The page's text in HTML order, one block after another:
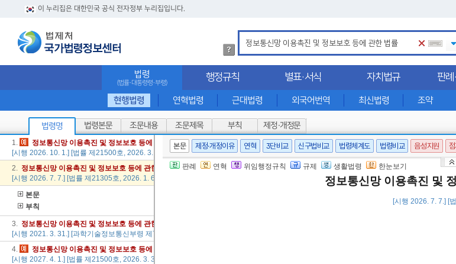
이 누리집은 대한민국 공식 전자정부 누리집입니다.
법
령
검
색
세
내
용
확
인
법령
(법률·대통령령·부령)
현행법령 연혁법령 근대법령 외국어번역 최신법령 조약
행정규칙 별표·서식 자치법규 판례
법령명 법령본문 조문내용 조문제목 부칙 제정·개정문
1. 정보통신망 이용촉진 및 정보보호 등에
법률
[시행 2026. 10. 1.] [법률 제21500호, 2026. 3. 31., 일부개정]
2. 정보통신망 이용촉진 및 정보보호 등에 관한
법률
[시행 2026. 7. 7.] [법률 제21305호, 2026. 1. 6., 일부개정]
본문
부칙
3. 정보통신망 이용촉진 및 정보보호 등에 관한
[시행 2021. 3. 31.] [과학기술정보통신부령 제71호, 2021. 3. 31., 일부개정]
4.
정보통신망 이용촉진 및 정보보호 등에
[시행 2027. 4. 1.] [법률 제21500호, 2026. 3. 31., 일부개정]
본문 제정·개정이유 연혁 3단비교 신구법비교 법령체계도 법령비교 음성지원
판례 연혁 위임행정규칙 규제 생활법령 한눈보기
정보통신망 이용촉진 및
[시행 2026. 7. 7.] [